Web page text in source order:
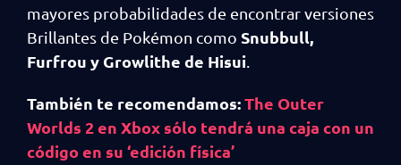
mayores probabilidades de encontrar versiones
Brillantes de Pokémon como Snubbull,
Furfrou y Growlithe de Hisui
También te recomendamos:The Outer
Worlds 2 en Xbox sólo tendrá una caja con un
código en su ‘edición física’